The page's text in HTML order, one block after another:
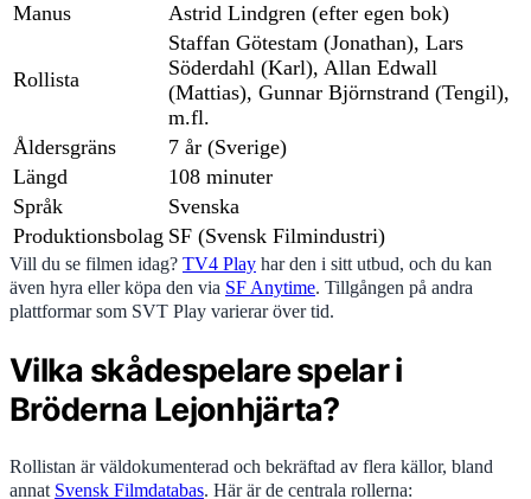
Manus
Astrid Lindgren (efter egen bok)
Rollista
Staffan Götestam (Jonathan), Lars
Söderdahl (Karl), Allan Edwall
(Mattias), Gunnar Björnstrand (Tengil),
m.fl.
Åldersgräns
7 år (Sverige)
Längd
108 minuter
Språk
Svenska
Produktionsbolag SF (Svensk Filmindustri)
Vill du se filmen idag? TV4 Play har den i sitt utbud, och du kan
även hyra eller köpa den via SF Anytime. Tillgången på andra
plattformar som SVT Play varierar över tid.
Vilka skådespelare spelar i
Bröderna Lejonhjärta?
Rollistan är väldokumenterad och bekräftad av flera källor, bland
annat Svensk Filmdatabas. Här är de centrala rollerna: